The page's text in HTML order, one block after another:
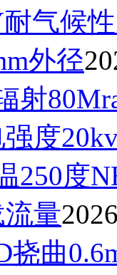
气候
外径
射
度
250度
量
挠曲